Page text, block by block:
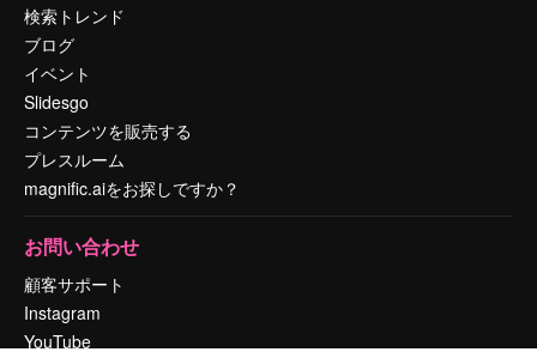
検索トレンド
ブログ
イベント
Slidesgo
コンテンツを販売する
プレスルーム
magnific.aiをお探しですか？
お問い合わせ
顧客サポート
Instagram
YouTube